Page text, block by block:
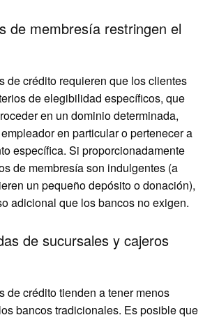
de membresía restringen el
de crédito requieren que los clientes
de elegibilidad específicos, que
en un dominio determinada,
en particular o pertenecer a
específica. Si proporcionadamente
de membresía son indulgentes (a
un pequeño depósito o donación),
adicional que los bancos no exigen.
de sucursales y cajeros
de crédito tienden a tener menos
bancos tradicionales. Es posible que